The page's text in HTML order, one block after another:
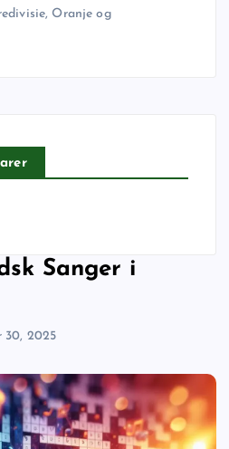
Oranje og
Sanger i
30, 2025